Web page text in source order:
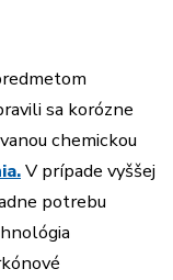
sa korózne
chemickou
V prípade vyššej
potrebu